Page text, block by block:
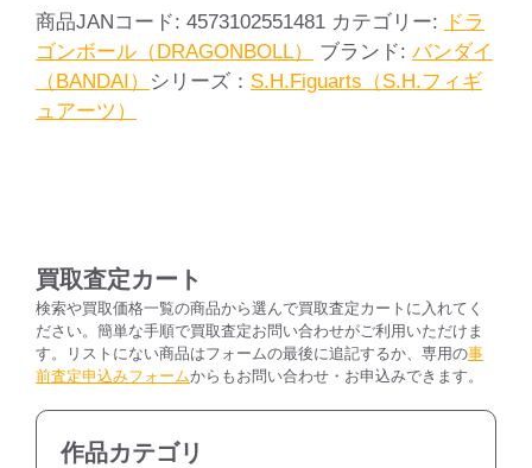
ボ
ー
ル
タ
ン
個
商品JANコード: 4573102551481 カテゴリー:
ドラ
ゴンボール（DRAGONBOLL）
ブランド: バンダイ
（BANDAI）
シリーズ： S.H.Figuarts（S.H.フィギ
ュアーツ）
買取査定カート
検索や買取価格一覧の商品から選んで買取査定カートに入れてく
ださい。簡単な手順で買取査定お問い合わせがご利用いただけま
す。リストにない商品はフォームの最後に追記するか、専用の事
前査定申込みフォームからもお問い合わせ・お申込みできます。
作品カテゴリ